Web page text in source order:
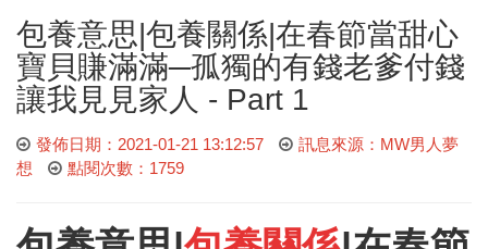
包養意思|包養關係|在春節當甜心
寶貝賺滿滿─孤獨的有錢老爹付錢
讓我見見家人 - Part 1
發佈日期：2021-01-21 13:12:57
訊息來源：MW男人夢
想
點閱次數：1759